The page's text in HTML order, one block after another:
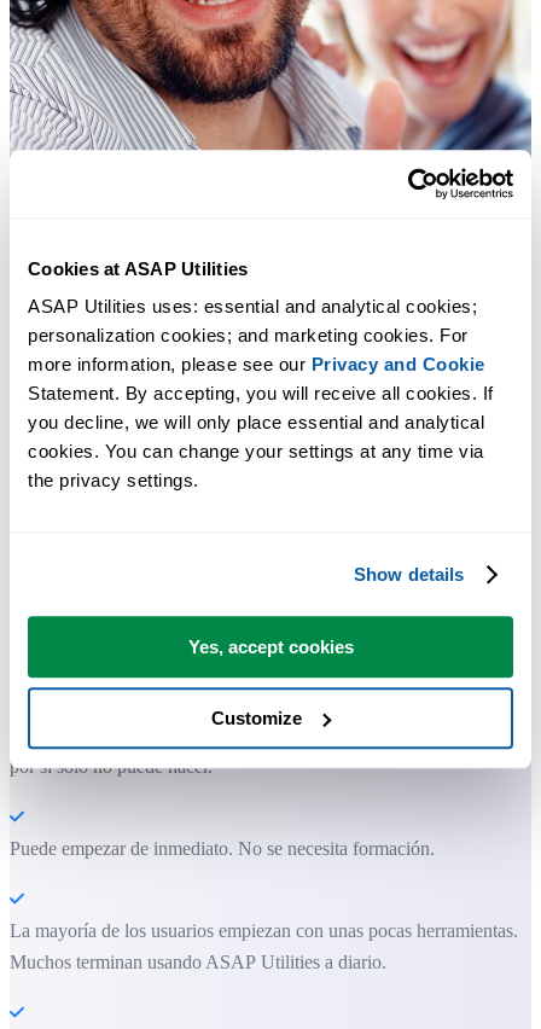
Cookies at ASAP Utilities
ASAP Utilities uses: essential and analytical cookies;
personalization cookies; and marketing cookies. For
more information, please see our Privacy and Cookie
Statement. By accepting, you will receive all cookies. If
you decline, we will only place essential and analytical
cookies. You can change your settings at any time via
the privacy settings.
Show details
Yes, accept cookies
Customize
Herramientas prácticas que muchos usuarios desearían tener en Excel.
Ahorra tiempo en Excel. Así de fácil.
por sí solo no puede hacer.
Puede empezar de inmediato. No se necesita formación.
La mayoría de los usuarios empiezan con unas pocas herramientas.
Muchos terminan usando ASAP Utilities a diario.